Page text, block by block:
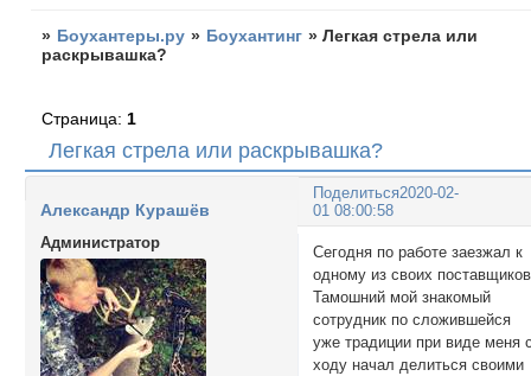
» Боухантеры.ру » Боухантинг »Легкая стрела или
раскрывашка?
Легкая стрела или раскрывашка?
Страница: 1
Поделиться2020-02-
01 08:00:58
Александр Курашёв
Администратор
Сегодня по работе заезжал к
одному из своих
Тамошний мой знакомый
сотрудник по сложившейся
уже традиции при виде меня
ходу начал делиться своими